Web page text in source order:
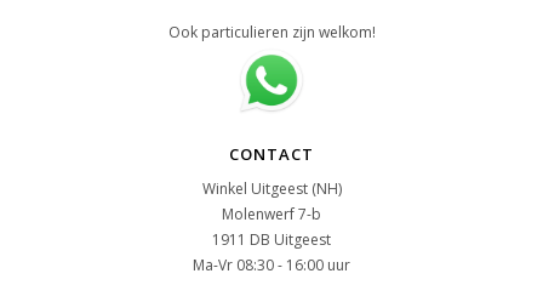
Ook particulieren zijn welkom!
CONTACT
Winkel Uitgeest (NH)
Molenwerf 7-b
1911 DB Uitgeest
Ma-Vr 08:30 - 16:00 uur